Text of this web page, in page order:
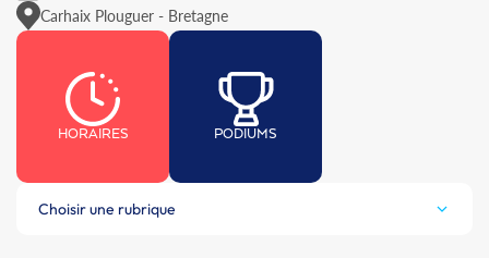
Carhaix Plouguer - Bretagne
HORAIRES PODIUMS
Choisir une rubrique